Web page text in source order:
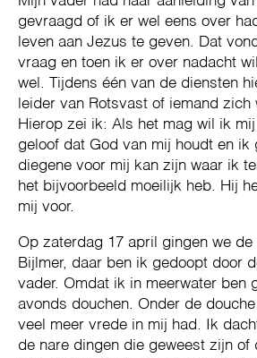
gevraagd of ik er wel eens over
leven aan Jezus te geven. Dat
vraag en toen ik er over nadacht
wel. Tijdens één van de diensten
leider van Rotsvast of iemand zich
Hierop zei ik: Als het mag wil ik
geloof dat God van mij houdt en ik
diegene voor mij kan zijn waar ik
het bijvoorbeeld moeilijk heb. Hij
mij voor.
Op zaterdag 17 april gingen we
Bijlmer, daar ben ik gedoopt door
vader. Omdat ik in meerwater ben
avonds douchen. Onder de
veel meer vrede in mij had. Ik
de nare dingen die geweest zijn of